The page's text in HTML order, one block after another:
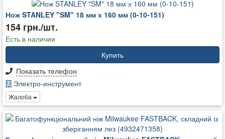
Нож STANLEY "SM" 18 мм х 160 мм (0-10-151)
154 грн./шт.
Есть в наличии
Купить
Показать телефон
Электро-инструмент
Жалоба